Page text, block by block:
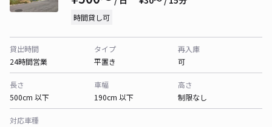
時間貸し可
貸出時間
24時間営業
タイプ
平置き
再入庫
可
長さ
500cm 以下
車幅
190cm 以下
高さ
制限なし
対応車種